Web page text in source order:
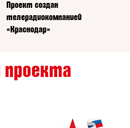
Проект создан
телерадиокомпанией
«Краснодар»
проекта